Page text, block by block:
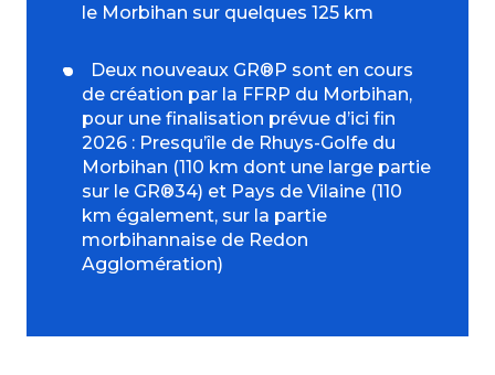
le Morbihan sur quelques 125 km
Deux nouveaux GR®P sont en cours
de création par la FFRP du Morbihan,
pour une finalisation prévue d’ici fin
2026 : Presqu’île de Rhuys-Golfe du
Morbihan (110 km dont une large partie
sur le GR®34) et Pays de Vilaine (110
km également, sur la partie
morbihannaise de Redon
Agglomération)